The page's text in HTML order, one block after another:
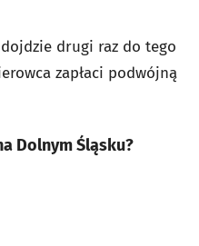
drugi raz do tego
zapłaci podwójną
Dolnym Śląsku?